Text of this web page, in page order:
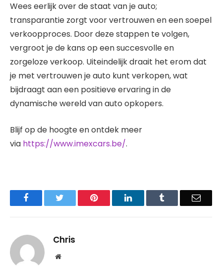
Wees eerlijk over de staat van je auto;
transparantie zorgt voor vertrouwen en een soepel
verkoopproces. Door deze stappen te volgen,
vergroot je de kans op een succesvolle en
zorgeloze verkoop. Uiteindelijk draait het erom dat
je met vertrouwen je auto kunt verkopen, wat
bijdraagt aan een positieve ervaring in de
dynamische wereld van auto opkopers.
Blijf op de hoogte en ontdek meer
via https://www.imexcars.be/.
Facebook Pinterest LinkedIn Email
Chris
Website